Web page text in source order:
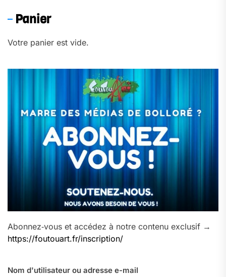
Panier
Votre panier est vide.
Abonnez‑vous et accédez à notre contenu exclusif →
https://foutouart.fr/inscription/
Nom d'utilisateur ou adresse e-mail